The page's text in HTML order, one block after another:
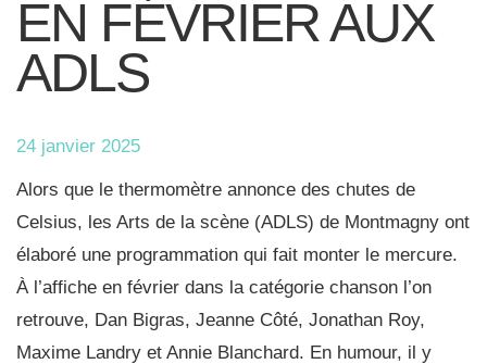
Connexion
À propos
Corporatif
EN FÉVRIER AUX
ADLS
24 janvier 2025
Alors que le thermomètre annonce des chutes de
Celsius, les Arts de la scène (ADLS) de Montmagny ont
élaboré une programmation qui fait monter le mercure.
À l’affiche en février dans la catégorie chanson l’on
retrouve, Dan Bigras, Jeanne Côté, Jonathan Roy,
Maxime Landry et Annie Blanchard. En humour, il y